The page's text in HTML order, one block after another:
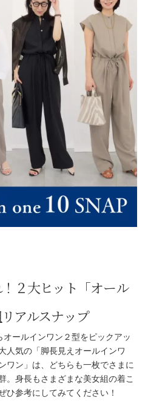
２大ヒット「オール
アルスナップ
ールインワン２型をピックアッ
人気の「脚長見えオールインワ
ワン」は、どちらも一枚でさまに
。身長もさまざまな美女組の着こ
ひ参考にしてみてください！